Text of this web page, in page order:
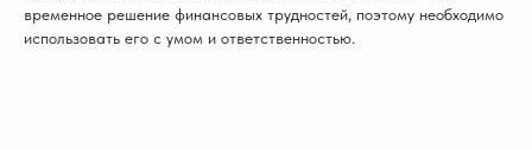
временное решение финансовых трудностей, поэтому необходимо
использовать его с умом и ответственностью.